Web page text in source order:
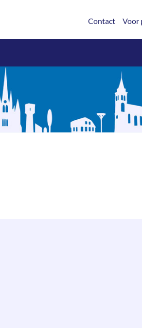
Contact Voor